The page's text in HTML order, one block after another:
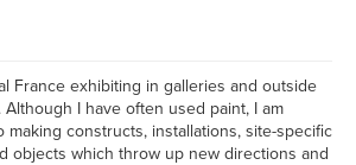
France exhibiting in galleries and outside
I have often used paint, I am
making constructs, installations, site-specific
objects which throw up new directions and